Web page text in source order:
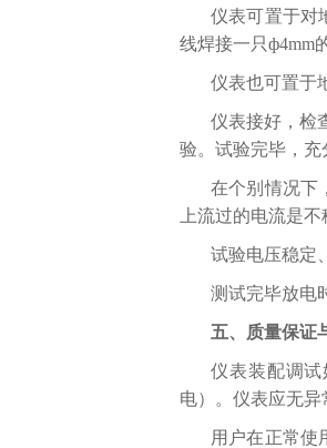
仪表可置于对
线焊接一只ф4mm
仪表也可置于
仪表接好，检
验。试验完毕，
在个别情况下
上流过的电流是
试验电压稳定
测试完毕放电
五、质量保证
仪表装配调试
电）。仪表应无
用户在正常使